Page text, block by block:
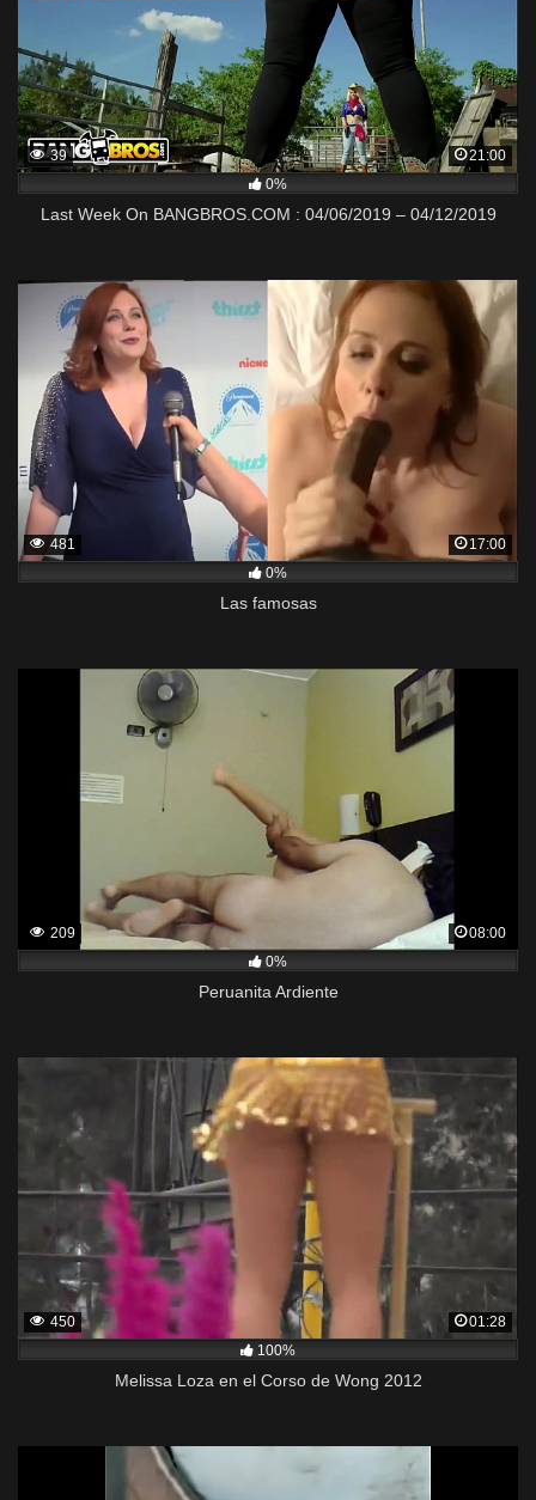
39
21:00
0%
Last Week On BANGBROS.COM : 04/06/2019 – 04/12/2019
481
17:00
0%
Las famosas
209
08:00
0%
Peruanita Ardiente
450
01:28
100%
Melissa Loza en el Corso de Wong 2012